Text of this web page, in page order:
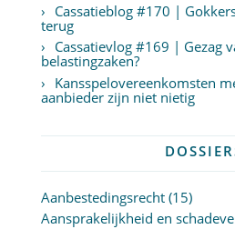
Cassatieblog #170 |
terug
Cassatievlog #169 | Gezag
belastingzaken?
Kansspelovereenkomsten
aanbieder zijn niet nietig
Aanbestedingsrecht(15)
Aansprakelijkheid en